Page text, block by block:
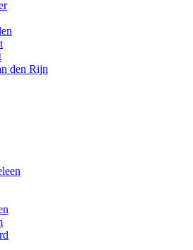
den Rijn